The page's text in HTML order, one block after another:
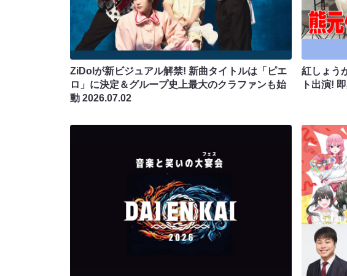
ZiDolが新ビジュアル解禁! 新曲タイトルは「ピエ
ロ」に決定＆グループ史上最大のクラファンも始
動 2026.07.02
紅しょう
ト出演!